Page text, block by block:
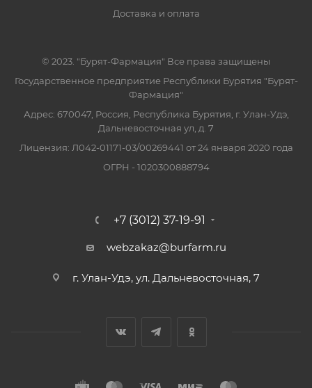
Доставка и оплата
© 2023. "Бурят-Фармация" Все права защищены
Государственное предприятие Республики Бурятия "Бурят-
Фармация"
Адрес: 670047, Россия, Республика Бурятия, г. Улан-Удэ,
Дальневосточная ул, д. 7
Лицензия: Л042-01171-03/00269441 от 24 января 2020 года
ОГРН - 1020300888794
+7 (3012) 37-19-91
webzakaz@burfarm.ru
г. Улан-Удэ, ул. Дальневосточная, 7